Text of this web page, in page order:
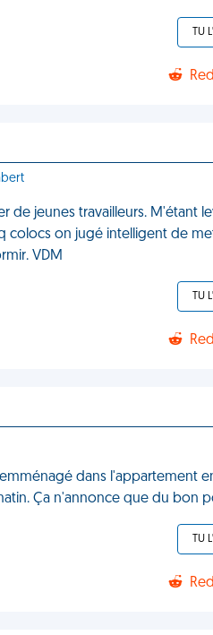
TU
de jeunes travailleurs. M'étant
colocs on jugé intelligent de
VDM
TU
dans l'appartement
Ça n'annonce que du bon
TU